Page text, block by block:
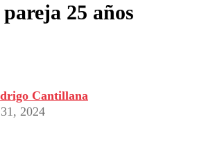
25 años
Cantillana
2024